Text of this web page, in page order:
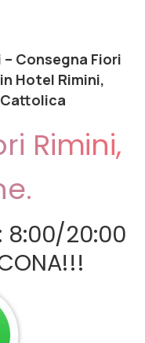
Consegna Fiori
8:00/20:00